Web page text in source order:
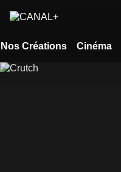
Nos Créations Cinéma